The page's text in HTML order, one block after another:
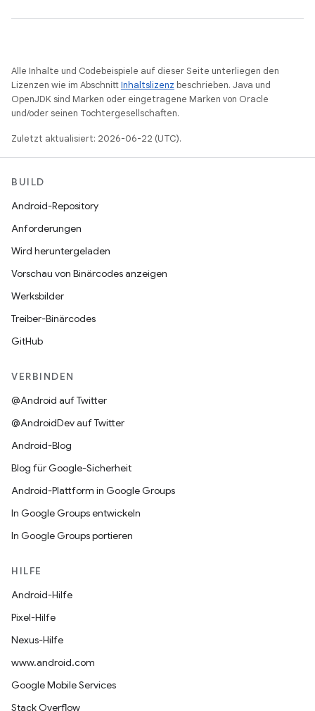
Alle Inhalte und Codebeispiele auf dieser Seite unterliegen den
Lizenzen wie im AbschnittInhaltslizenz beschrieben. Java und
OpenJDK sind Marken oder eingetragene Marken von Oracle
und/oder seinen Tochtergesellschaften.
Zuletzt aktualisiert: 2026-06-22 (UTC).
BUILD
Android-Repository
Anforderungen
Wird heruntergeladen
Vorschau von Binärcodes anzeigen
Werksbilder
Treiber-Binärcodes
GitHub
VERBINDEN
@Android auf Twitter
@AndroidDev auf Twitter
Android-Blog
Blog für Google-Sicherheit
Android-Plattform in Google Groups
In Google Groups entwickeln
In Google Groups portieren
HILFE
Android-Hilfe
Pixel-Hilfe
Nexus-Hilfe
www.android.com
Google Mobile Services
Stack Overflow